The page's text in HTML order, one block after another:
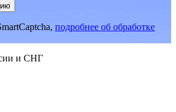
подробнее об обработке
и СНГ